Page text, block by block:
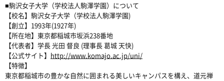
■駒沢女子大学（学校法人駒澤学園）について
【校名】駒沢女子大学（学校法人駒澤学園)
【創立】1993年(1927年)
【所在地】東京都稲城市坂浜238番地
【代表者】学長 光田 督良 (理事長 葛城 天快)
【公式サイト】 http://www.komajo.ac.jp/uni/
【特徴】
東京都稲城市の豊かな自然に囲まれる美しいキャンパスを構え、道元禅